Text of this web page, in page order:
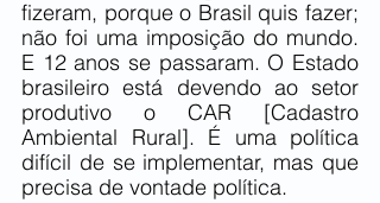
fizeram, porque o Brasil quis fazer;
não foi uma imposição do mundo.
E 12 anos se passaram. O Estado
brasileiro está devendo ao setor
produtivo o CAR [Cadastro
Ambiental Rural]. É uma política
difícil de se implementar, mas que
precisa de vontade política.